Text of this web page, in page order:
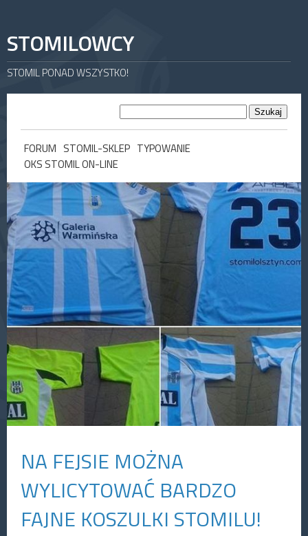
STOMILOWCY
STOMIL PONAD WSZYSTKO!
FORUM STOMIL-SKLEP TYPOWANIE
OKS STOMIL ON-LINE
NA FEJSIE MOŻNA
WYLICYTOWAĆ BARDZO
FAJNE KOSZULKI STOMILU!